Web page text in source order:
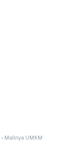
• Mallnya UMKM